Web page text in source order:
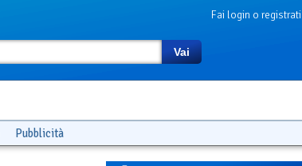
Fai login o registrati
Vai
Pubblicità